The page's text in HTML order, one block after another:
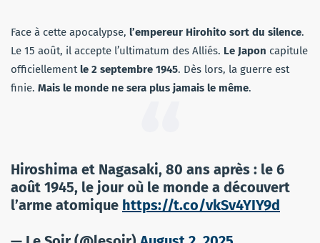
Face à cette apocalypse, l’empereur Hirohito sort du silence.
Le 15 août, il accepte l’ultimatum des Alliés. Le Japon capitule
officiellementle 2 septembre 1945. Dès lors, la guerre est
finie. Mais le monde ne sera plus jamais le même.
Hiroshima et Nagasaki, 80 ans après : le 6
août 1945, le jour où le monde a découvert
l’arme atomique https://t.co/vkSv4YIY9d